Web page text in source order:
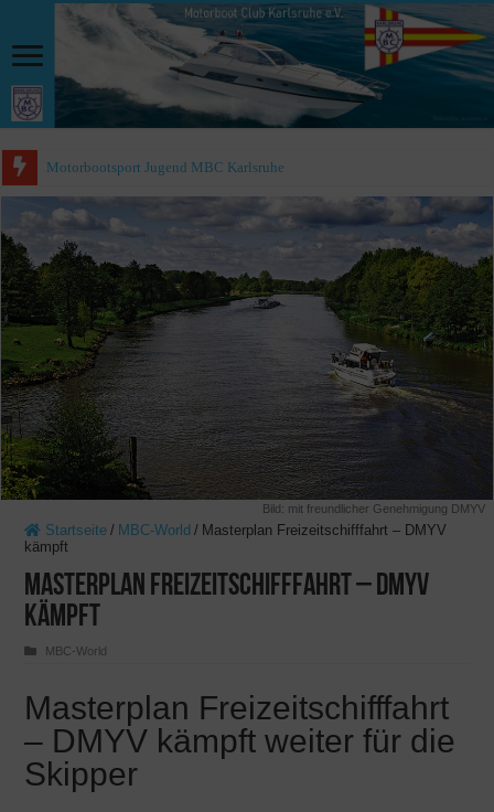
Motorbootsport Jugend MBC Karlsruhe
Bild: mit freundlicher Genehmigung DMYV
Startseite / MBC-World / Masterplan Freizeitschifffahrt – DMYV
kämpft
Masterplan Freizeitschifffahrt – DMYV
kämpft
MBC-World
Masterplan Freizeitschifffahrt
– DMYV kämpft weiter für die
Skipper